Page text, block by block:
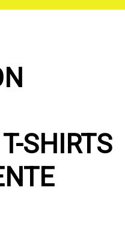
SHIRTS